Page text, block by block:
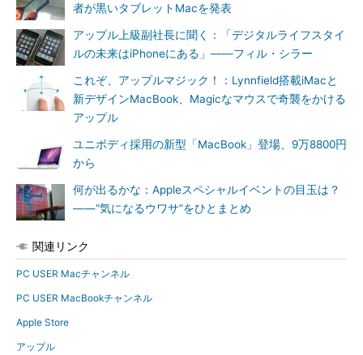
者が黒いタブレットMacを発表
アップル上級副社長に聞く：「デジタルライフスタイ
ルの未来はiPhoneにある」――フィル・シラー
これぞ、アップルマジック！：Lynnfield搭載iMacと
新デザインMacBook、Magicなマウスで奇襲をかける
アップル
ユニボディ採用の新型「MacBook」登場、9万8800円
から
何が出るかな：Appleスペシャルイベントの目玉は？
――“気になるウワサ”をひとまとめ
関連リンク
PC USER Macチャンネル
PC USER MacBookチャンネル
Apple Store
アップル